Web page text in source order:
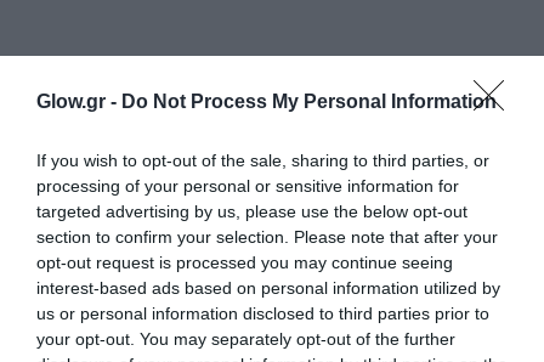
Glow.gr - Do Not Process My Personal Information
If you wish to opt-out of the sale, sharing to third parties, or
processing of your personal or sensitive information for
targeted advertising by us, please use the below opt-out
section to confirm your selection. Please note that after your
opt-out request is processed you may continue seeing
interest-based ads based on personal information utilized by
us or personal information disclosed to third parties prior to
your opt-out. You may separately opt-out of the further